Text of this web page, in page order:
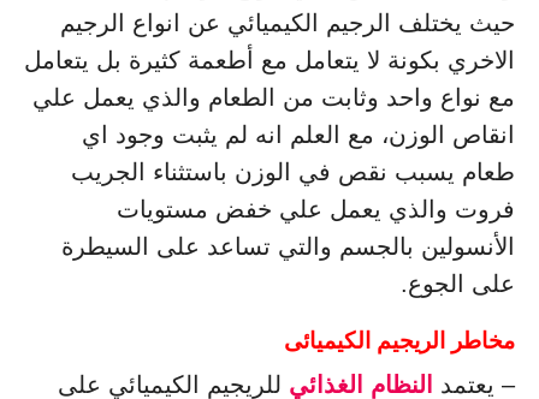
حيث يختلف الرجيم الكيميائي عن انواع الرجيم
الاخري بكونة لا يتعامل مع أطعمة كثيرة بل يتعامل
مع نواع واحد وثابت من الطعام والذي يعمل علي
انقاص الوزن، مع العلم انه لم يثبت وجود اي
طعام يسبب نقص في الوزن باستثناء الجريب
فروت والذي يعمل علي خفض مستويات
الأنسولين بالجسم والتي تساعد على السيطرة
على الجوع.
مخاطر الريجيم الكيميائى
– يعتمد النظام الغذائي للريجيم الكيميائي على